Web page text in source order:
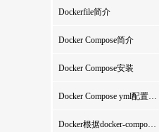
Dockerfile简介
Docker Compose简介
Docker Compose安装
Docker Compose yml配置文件及常用指令简介
Docker根据docker-compose文件部署应用